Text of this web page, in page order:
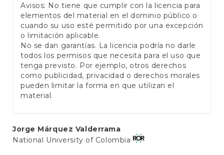
Avisos: No tiene que cumplir con la licencia para
elementos del material en el dominio público o
cuando su uso esté permitido por una excepción
o limitación aplicable.
No se dan garantías. La licencia podría no darle
todos los permisos que necesita para el uso que
tenga previsto. Por ejemplo, otros derechos
como publicidad, privacidad o derechos morales
pueden limitar la forma en que utilizan el
material.
Main
Article
Jorge Márquez Valderrama
National University of Colombia